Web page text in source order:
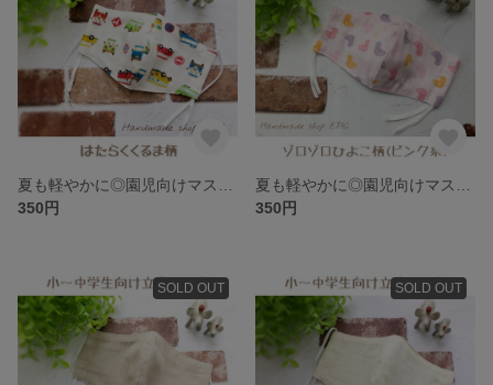
350円
350円
SOLD OUT SOLD OUT